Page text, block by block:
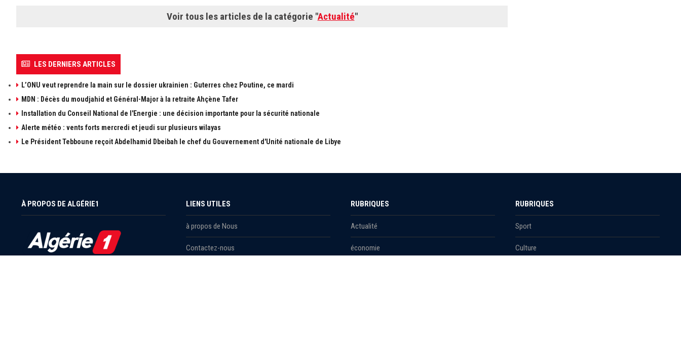
Voir tous les articles de la catégorie "Actualité"
LES DERNIERS ARTICLES
L’ONU veut reprendre la main sur le dossier ukrainien : Guterres chez Poutine, ce mardi
MDN : Décès du moudjahid et Général-Major à la retraite Ahçène Tafer
Installation du Conseil National de l'Energie : une décision importante pour la sécurité nationale
Alerte météo : vents forts mercredi et jeudi sur plusieurs wilayas
Le Président Tebboune reçoit Abdelhamid Dbeibah le chef du Gouvernement d'Unité nationale de Libye
À PROPOS DE ALGÉRIE1 LIENS UTILES
à propos de Nous
Contactez-nous
RUBRIQUES
Actualité
économie
RUBRIQUES
Sport
Culture